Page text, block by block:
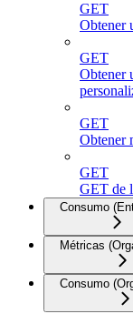
GET
Obtener
GET
Obtener
GET
Obtener
GET
GET de
Consumo
Métricas
Consumo